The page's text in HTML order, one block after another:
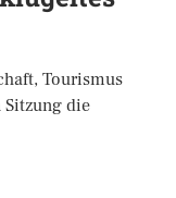
Tourismus
die